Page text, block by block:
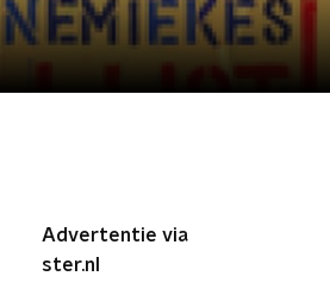
Advertentie via
ster.nl